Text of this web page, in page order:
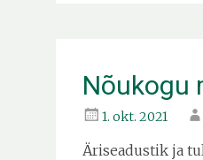
Nõukogu
1. okt. 2021
Äriseadustik ja